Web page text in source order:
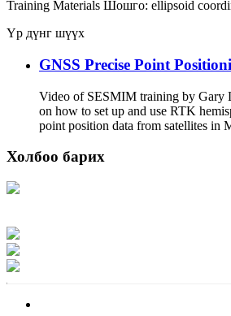
Training Materials Шошго: ellipsoid
Үр дүнг шүүх
GNSS Precise Point
Video of SESMIM training by Gary
on how to set up and use RTK
point position data from satellites in
Холбоо барих